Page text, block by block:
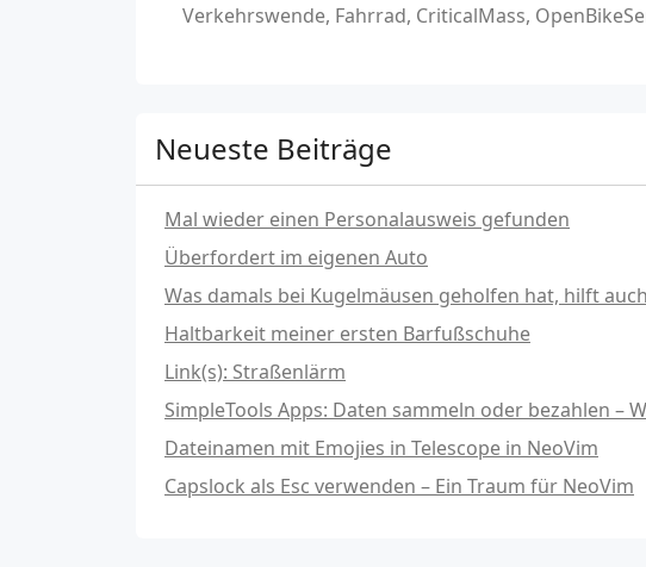
Verkehrswende, Fahrrad, CriticalMass,
Neueste Beiträge
Mal wieder einen Personalausweis gefunden
Überfordert im eigenen Auto
Was damals bei Kugelmäusen geholfen hat, hilft
Haltbarkeit meiner ersten Barfußschuhe
Link(s): Straßenlärm
SimpleTools Apps: Daten sammeln oder bezahlen –
Dateinamen mit Emojies in Telescope in NeoVim
Capslock als Esc verwenden – Ein Traum für NeoVim